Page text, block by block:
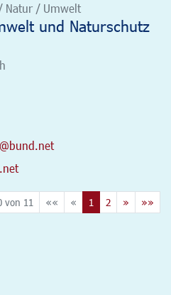
Natur / Umwelt
und Naturschutz
von 11 «« « 1 2 » »»